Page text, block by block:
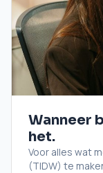
Wanneer
het.
Voor alles wat
(TIDW) te